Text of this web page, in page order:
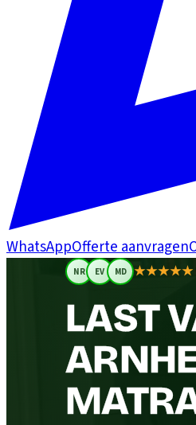
WhatsAppOfferte aanvragen
NR EV MD ★★★★★
LAST